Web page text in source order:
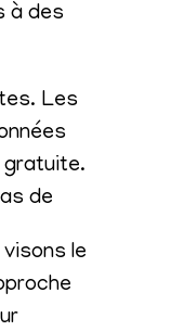
à des
Les
gratuite.
de
visons le